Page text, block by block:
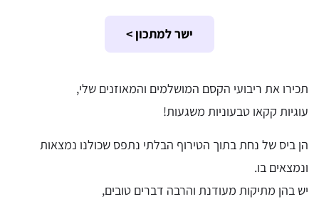
ישר למתכון >
תכירו את ריבועי הקסם המושלמים והמאוזנים שלי,
עוגיות קקאו טבעוניות משגעות!
הן ביס של נחת בתוך הטירוף הבלתי נתפס שכולנו נמצאות
ונמצאים בו.
יש בהן מתיקות מעודנת והרבה דברים טובים,